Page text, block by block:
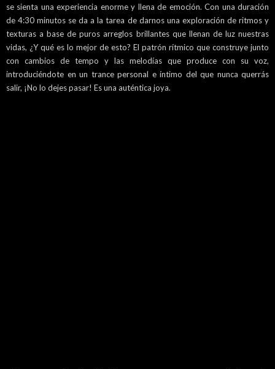
se sienta una experiencia enorme y llena de emoción. Con una duración
de 4:30 minutos se da a la tarea de darnos una exploración de ritmos y
texturas a base de puros arreglos brillantes que llenan de luz nuestras
vidas, ¿Y qué es lo mejor de esto? El patrón rítmico que construye junto
con cambios de tempo y las melodías que produce con su voz,
introduciéndote en un trance personal e íntimo del que nunca querrás
salir, ¡No lo dejes pasar! Es una auténtica joya.